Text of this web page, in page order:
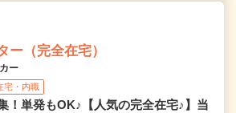
ー（完全在宅）
ー
宅・内職
！単発もOK♪【人気の完全在宅♪】当